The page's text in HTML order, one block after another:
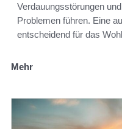
Verdauungsstörungen
Problemen führen. Eine
entscheidend für das
Mehr